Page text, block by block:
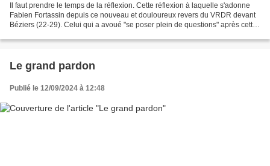
Il faut prendre le temps de la réflexion. Cette réflexion à laquelle s'adonne
Fabien Fortassin depuis ce nouveau et douloureux revers du VRDR devant
Béziers (22-29). Celui qui a avoué "se poser plein de questions" après cette
Le grand pardon
Publié le 12/09/2024 à 12:48